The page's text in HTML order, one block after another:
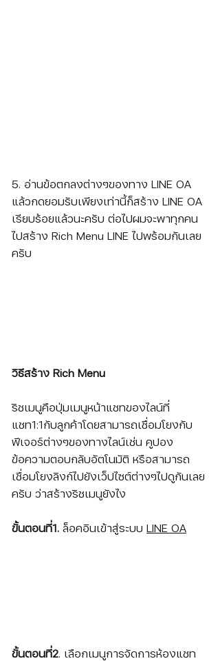
5. อ่านข้อตกลงต่างๆของทาง LINE OA
แล้วกดยอมรับเพียงเท่านี้ก็สร้าง LINE OA
เรียบร้อยแล้วนะครับ ต่อไปผมจะพาทุกคน
ไปสร้าง Rich Menu LINE ไปพร้อมกันเลย
ครับ
วิธีสร้าง Rich Menu
ริชเมนูคือปุ่มเมนูหน้าแชทของไลน์ที่
แชท1:1กับลูกค้าโดยสามารถเชื่อมโยงกับ
ฟีเจอร์ต่างๆของทางไลน์เช่น คูปอง
ข้อความตอบกลับอัตโนมัติ หรือสามารถ
เชื่อมโยงลิงก์ไปยังเว็ปไซต์ต่างๆไปดูกันเลย
ครับ ว่าสร้างริชเมนูยังไง
ขั้นตอนที่1. ล็อคอินเข้าสู่ระบบ LINE OA
ขั้นตอนที่2. เลือกเมนูการจัดการห้องแชท